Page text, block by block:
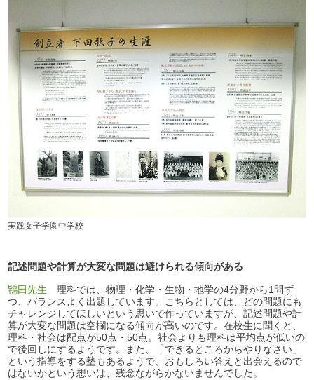
実践女子学園中学校
記述問題や計算が大変な問題は避けられる傾向がある
鴇田先生 理科では、物理・化学・生物・地学の4分野から1問ず
つ、バランスよく出題しています。こちらとしては、どの問題にも
チャレンジしてほしいという思いで作っていますが、記述問題や計
算が大変な問題は空欄になる傾向が高いのです。在校生に聞くと、
理科・社会は配点が50点・50点。社会よりも理科は平均点が低いの
で後回しにするようです。また、「できるところからやりなさい」
という指導をする塾もあるようで、おもしろい答えと出会えるので
はないかという想いは、残念ながらかないませんでした。